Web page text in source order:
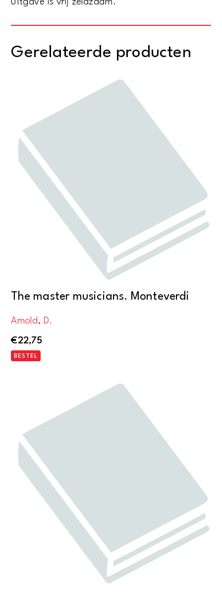
Gerelateerde producten
The master musicians. Monteverdi
Arnold, D.
€22,75
BESTEL